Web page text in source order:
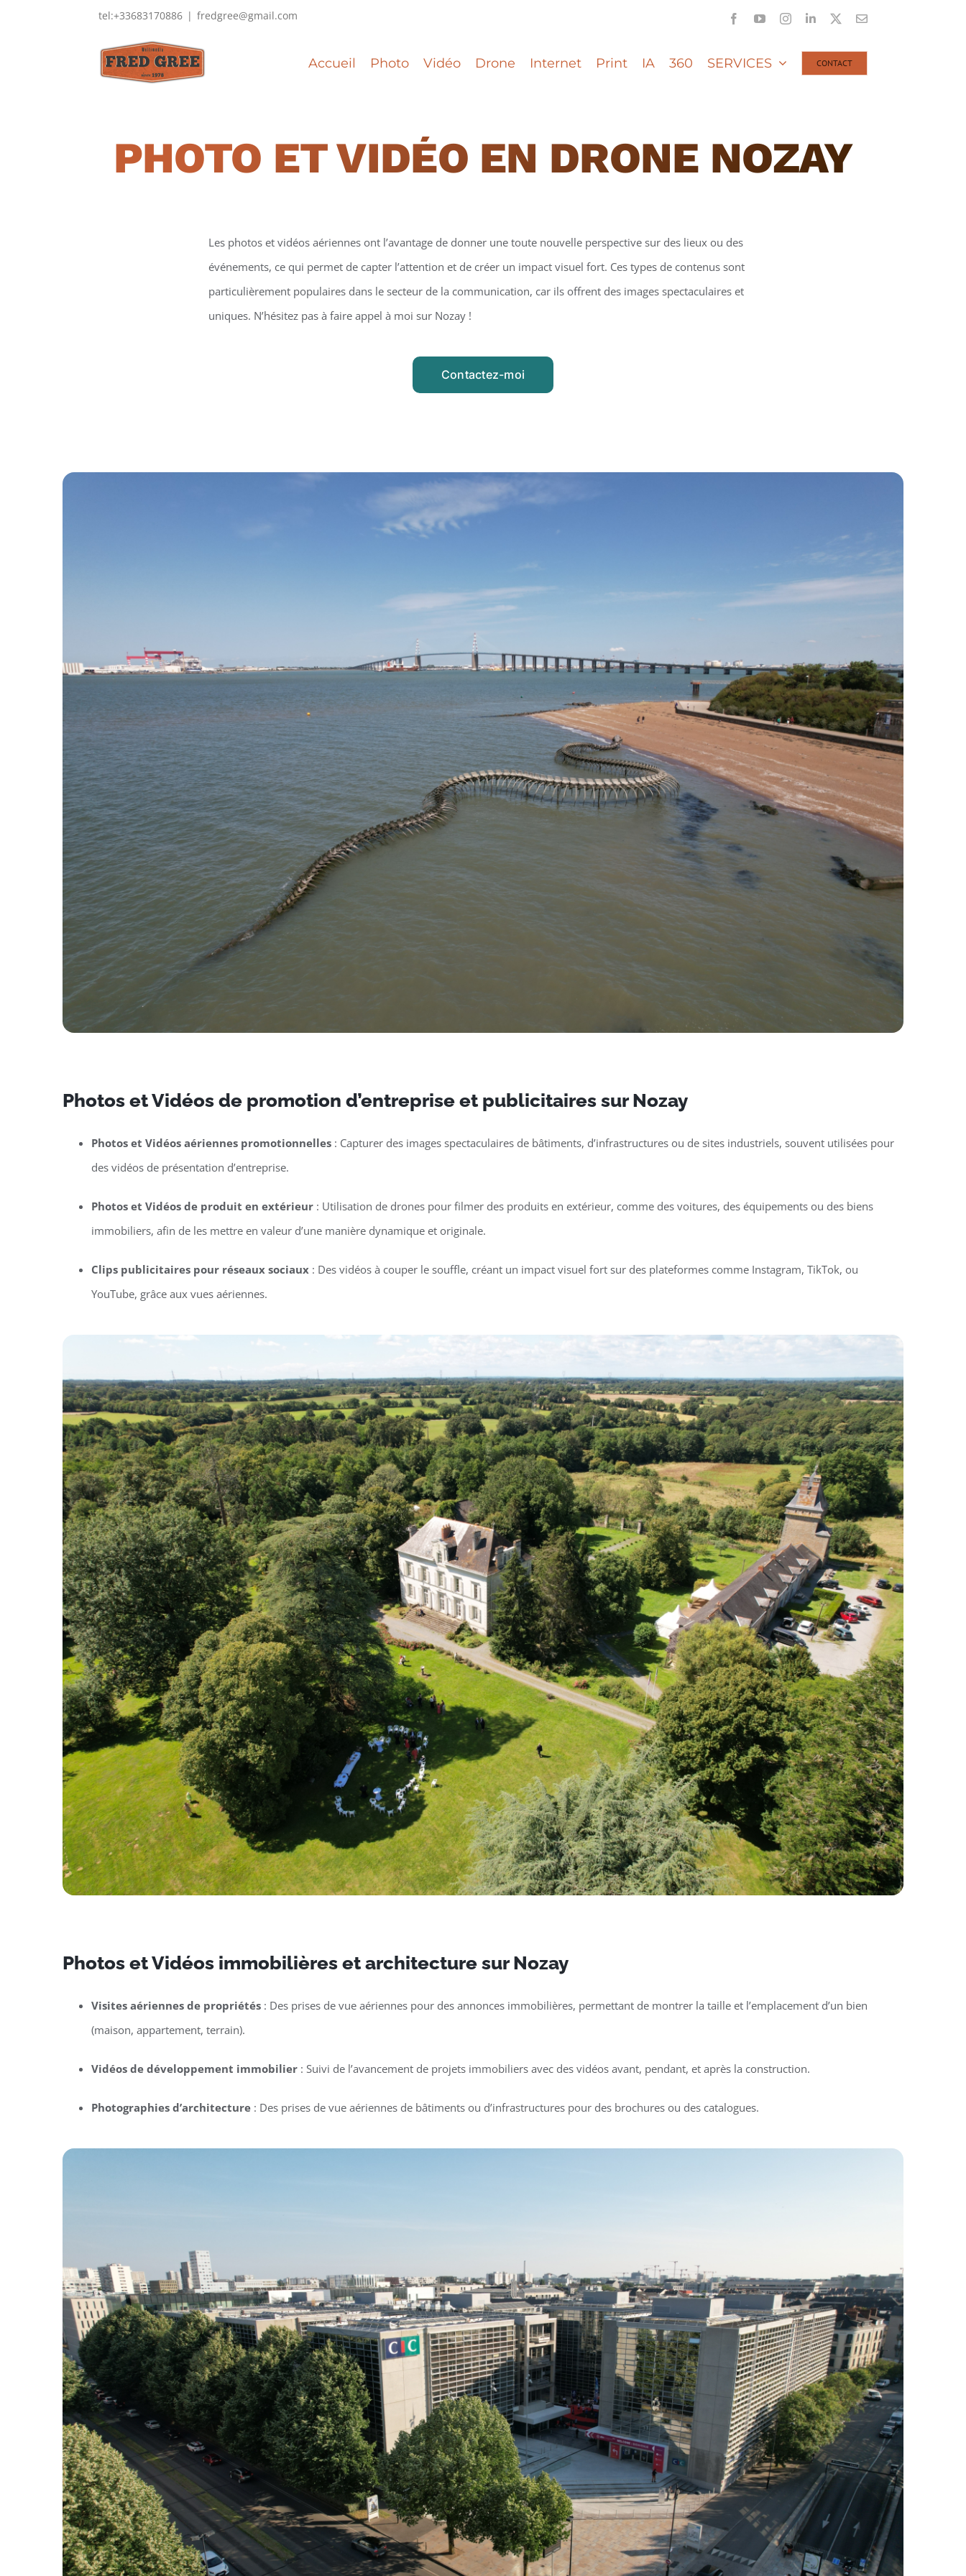
tel:+33683170886 | fredgree@gmail.com FacebookYouTubeInstagramLinkedIn Email
Accueil Photo Vidéo Drone Internet Print IA 360 SERVICES CONTACT
PHOTO ET VIDÉO EN DRONE NOZAY
Les photos et vidéos aériennes ont l’avantage de donner une toute nouvelle perspective sur des lieux ou des
événements, ce qui permet de capter l’attention et de créer un impact visuel fort. Ces types de contenus sont
particulièrement populaires dans le secteur de la communication, car ils offrent des images spectaculaires et
uniques. N’hésitez pas à faire appel à moi sur Nozay !
Contactez-moi
Photos et Vidéos de promotion d’entreprise et publicitaires sur Nozay
Photos et Vidéos aériennes promotionnelles: Capturer des images spectaculaires de bâtiments, d’infrastructures ou de sites industriels, souvent utilisées pour
des vidéos de présentation d’entreprise.
Photos et Vidéos de produit en extérieur: Utilisation de drones pour filmer des produits en extérieur, comme des voitures, des équipements ou des biens
immobiliers, afin de les mettre en valeur d’une manière dynamique et originale.
Clips publicitaires pour réseaux sociaux: Des vidéos à couper le souffle, créant un impact visuel fort sur des plateformes comme Instagram, TikTok, ou
YouTube, grâce aux vues aériennes.
Photos et Vidéos immobilières et architecture sur Nozay
Visites aériennes de propriétés: Des prises de vue aériennes pour des annonces immobilières, permettant de montrer la taille et l’emplacement d’un bien
(maison, appartement, terrain).
Vidéos de développement immobilier: Suivi de l’avancement de projets immobiliers avec des vidéos avant, pendant, et après la construction.
Photographies d’architecture: Des prises de vue aériennes de bâtiments ou d’infrastructures pour des brochures ou des catalogues.